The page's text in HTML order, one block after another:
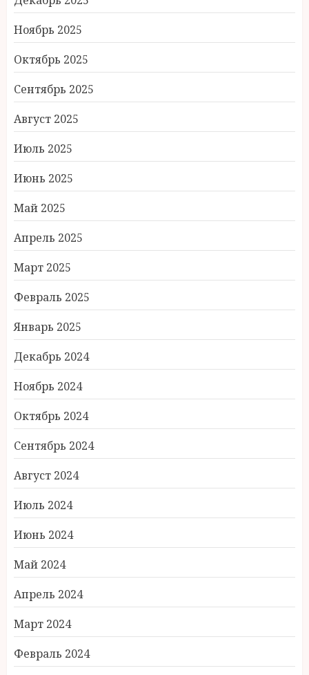
Ноябрь 2025
Октябрь 2025
Сентябрь 2025
Август 2025
Июль 2025
Июнь 2025
Май 2025
Апрель 2025
Март 2025
Февраль 2025
Январь 2025
Декабрь 2024
Ноябрь 2024
Октябрь 2024
Сентябрь 2024
Август 2024
Июль 2024
Июнь 2024
Май 2024
Апрель 2024
Март 2024
Февраль 2024